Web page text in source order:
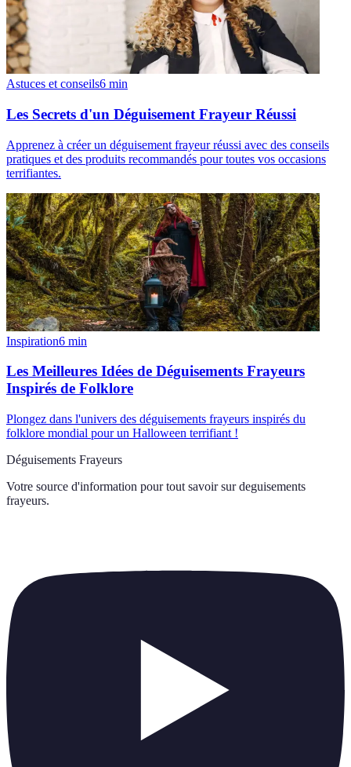
Astuces et conseils6 min
Les Secrets d'un Déguisement Frayeur Réussi
Apprenez à créer un déguisement frayeur réussi avec des conseils
pratiques et des produits recommandés pour toutes vos occasions
terrifiantes.
Inspiration6 min
Les Meilleures Idées de Déguisements Frayeurs
Inspirés de Folklore
Plongez dans l'univers des déguisements frayeurs inspirés du
folklore mondial pour un Halloween terrifiant !
Déguisements Frayeurs
Votre source d'information pour tout savoir sur deguisements
frayeurs.